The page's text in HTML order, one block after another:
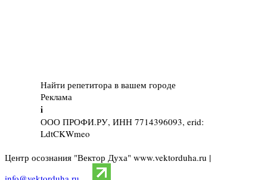
Найти репетитора в вашем городе
Реклама
i
ООО ПРОФИ.РУ, ИНН 7714396093, erid:
LdtCKWmeo
Центр осознания "Вектор Духа" www.vektorduha.ru |